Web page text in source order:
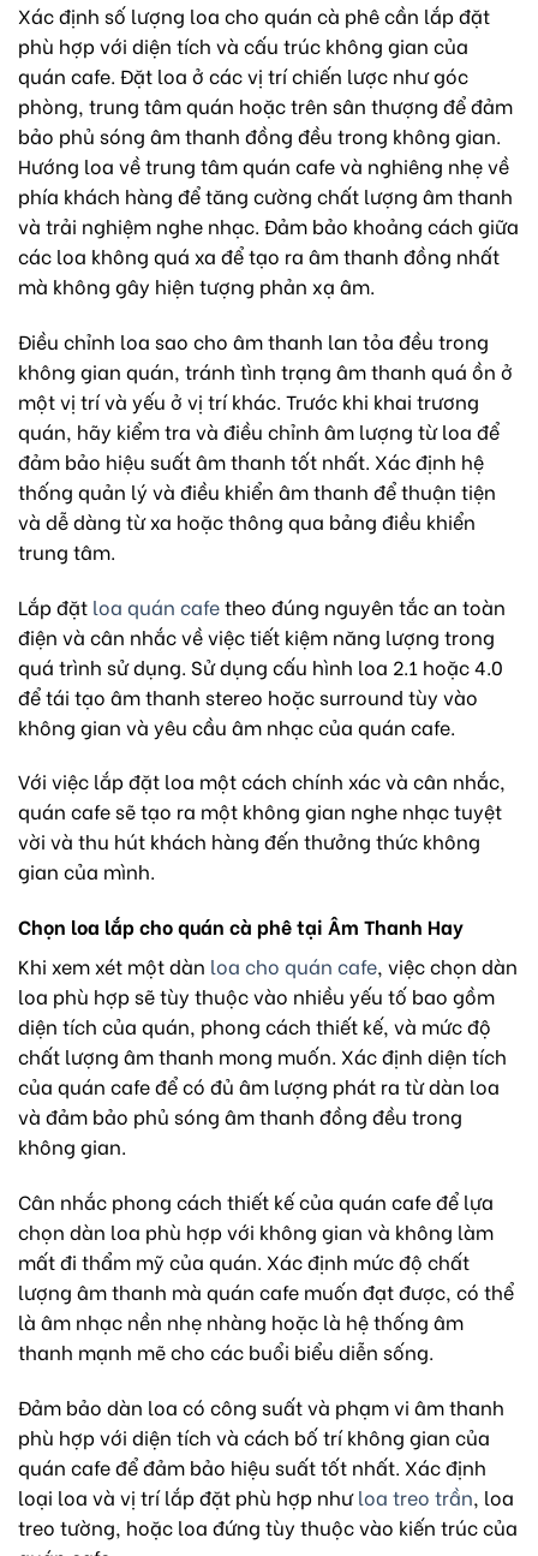
Xác định số lượng loa cho quán cà phê cần lắp đặt
phù hợp với diện tích và cấu trúc không gian của
quán cafe. Đặt loa ở các vị trí chiến lược như góc
phòng, trung tâm quán hoặc trên sân thượng để đảm
bảo phủ sóng âm thanh đồng đều trong không gian.
Hướng loa về trung tâm quán cafe và nghiêng nhẹ về
phía khách hàng để tăng cường chất lượng âm thanh
và trải nghiệm nghe nhạc. Đảm bảo khoảng cách giữa
các loa không quá xa để tạo ra âm thanh đồng nhất
mà không gây hiện tượng phản xạ âm.
Điều chỉnh loa sao cho âm thanh lan tỏa đều trong
không gian quán, tránh tình trạng âm thanh quá ồn ở
một vị trí và yếu ở vị trí khác. Trước khi khai trương
quán, hãy kiểm tra và điều chỉnh âm lượng từ loa để
đảm bảo hiệu suất âm thanh tốt nhất. Xác định hệ
thống quản lý và điều khiển âm thanh để thuận tiện
và dễ dàng từ xa hoặc thông qua bảng điều khiển
trung tâm.
Lắp đặt loa quán cafetheo đúng nguyên tắc an toàn
điện và cân nhắc về việc tiết kiệm năng lượng trong
quá trình sử dụng. Sử dụng cấu hình loa 2.1 hoặc 4.0
để tái tạo âm thanh stereo hoặc surround tùy vào
không gian và yêu cầu âm nhạc của quán cafe.
Với việc lắp đặt loa một cách chính xác và cân nhắc,
quán cafe sẽ tạo ra một không gian nghe nhạc tuyệt
vời và thu hút khách hàng đến thưởng thức không
gian của mình.
Chọn loa lắp cho quán cà phê tại Âm Thanh Hay
Khi xem xét một dàn loa cho quán cafe, việc chọn dàn
loa phù hợp sẽ tùy thuộc vào nhiều yếu tố bao gồm
diện tích của quán, phong cách thiết kế, và mức độ
chất lượng âm thanh mong muốn. Xác định diện tích
của quán cafe để có đủ âm lượng phát ra từ dàn loa
và đảm bảo phủ sóng âm thanh đồng đều trong
không gian.
Cân nhắc phong cách thiết kế của quán cafe để lựa
chọn dàn loa phù hợp với không gian và không làm
mất đi thẩm mỹ của quán. Xác định mức độ chất
lượng âm thanh mà quán cafe muốn đạt được, có thể
là âm nhạc nền nhẹ nhàng hoặc là hệ thống âm
thanh mạnh mẽ cho các buổi biểu diễn sống.
Đảm bảo dàn loa có công suất và phạm vi âm thanh
phù hợp với diện tích và cách bố trí không gian của
quán cafe để đảm bảo hiệu suất tốt nhất. Xác định
loại loa và vị trí lắp đặt phù hợp nhưloa treo trần, loa
treo tường, hoặc loa đứng tùy thuộc vào kiến trúc của